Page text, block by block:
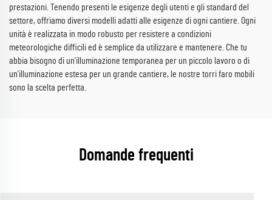
prestazioni. Tenendo presenti le esigenze degli utenti e gli standard del
settore, offriamo diversi modelli adatti alle esigenze di ogni cantiere. Ogni
unità è realizzata in modo robusto per resistere a condizioni
meteorologiche difficili ed è semplice da utilizzare e mantenere. Che tu
abbia bisogno di un'illuminazione temporanea per un piccolo lavoro o di
un'illuminazione estesa per un grande cantiere, le nostre torri faro mobili
sono la scelta perfetta.
Domande frequenti